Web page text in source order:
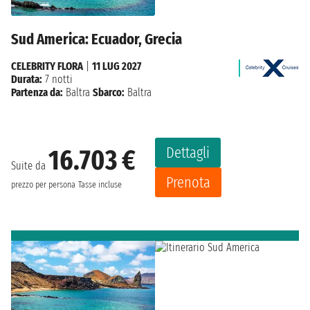
Sud America: Ecuador, Grecia
Suite da 16.703 €
prezzo per persona Tasse incluse
Dettagli
Prenota
CELEBRITY FLORA| 11 LUG 2027
Durata: 7 notti
Partenza da: Baltra Sbarco: Baltra